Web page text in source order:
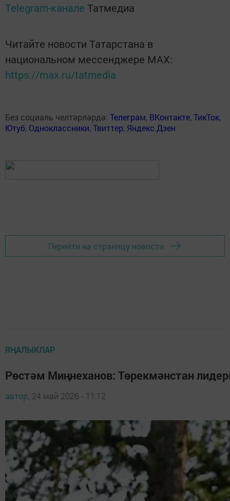
Telegram-канале Татмедиа
Читайте новости Татарстана в
национальном мессенджере MАХ:
https://max.ru/tatmedia
Без социаль челтәрләрдә: Телеграм, ВКонтакте,ТикТок,
Ютуб, Одноклассники,Твиттер, Яндекс.Дзен
Перейти на страницу новости
ЯҢАЛЫКЛАР
Рөстәм Миңнеханов: Төрекмәнстан
автор, 24 май 2026 - 11:12